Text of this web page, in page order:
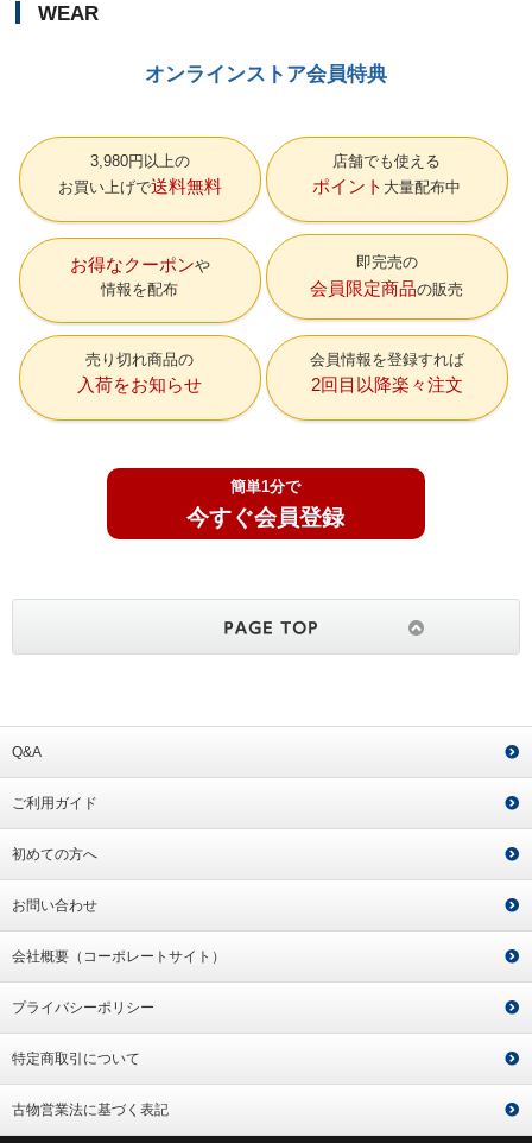
WEAR
オンラインストア会員特典
3,980円以上の
お買い上げで送料無料
店舗でも使える
ポイント 大量配布中
お得なクーポン
情報を配布
即完売の
会員限定商品の販売
売り切れ商品の
入荷をお知らせ
会員情報を登録すれば
2回目以降楽々注文
簡単1分で
今すぐ会員登録
Q&A
ご利用ガイド
初めての方へ
お問い合わせ
会社概要（コーポレートサイト）
プライバシーポリシー
特定商取引について
古物営業法に基づく表記